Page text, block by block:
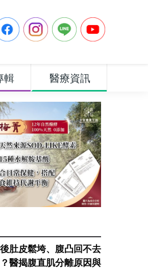
輯 醫療資訊
肚皮鬆垮、腹凸回不去
醫揭腹直肌分離原因與